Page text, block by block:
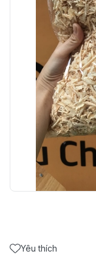
Yêu thích